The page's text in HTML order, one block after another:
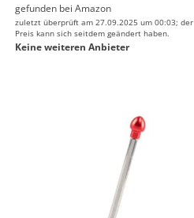
gefunden bei Amazon
zuletzt überprüft am 27.09.2025 um 00:03; der
Preis kann sich seitdem geändert haben.
Keine weiteren Anbieter